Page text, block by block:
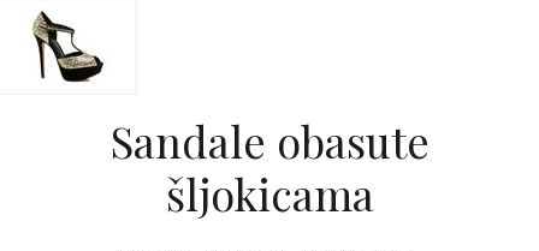
Sandale obasute
šljokicama